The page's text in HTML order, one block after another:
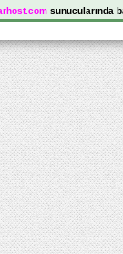
.comsunucularında